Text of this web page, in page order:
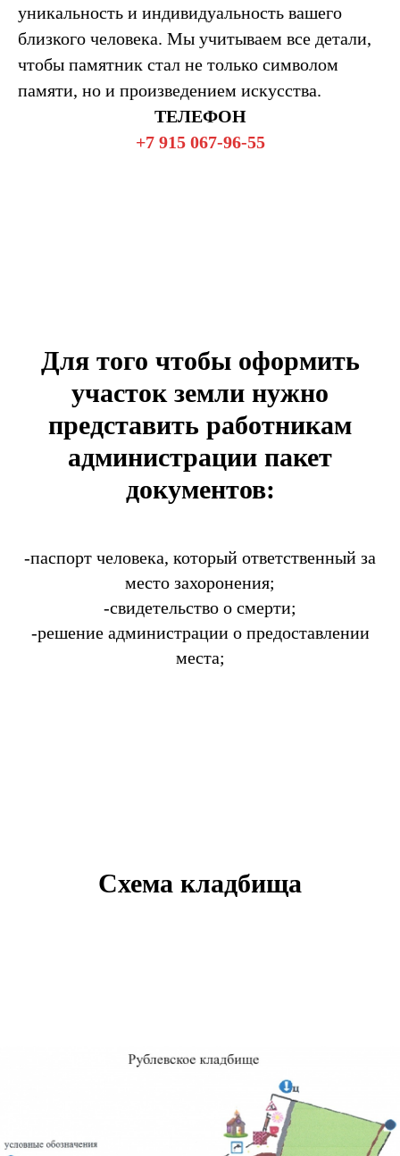
уникальность и индивидуальность вашего
близкого человека. Мы учитываем все детали,
чтобы памятник стал не только символом
памяти, но и произведением искусства.
ТЕЛЕФОН
+7 915 067-96-55
Для того чтобы оформить
участок земли нужно
представить работникам
администрации пакет
документов:
-паспорт человека, который ответственный за
место захоронения;
-свидетельство о смерти;
-решение администрации о предоставлении
места;
Схема кладбища